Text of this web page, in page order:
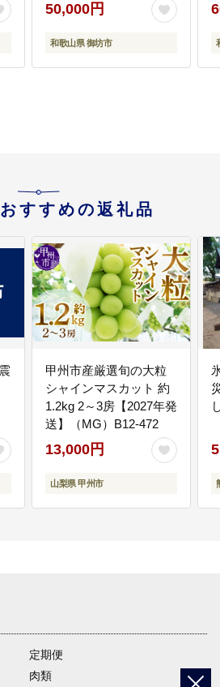
50,000円
和歌山県 御坊市
すすめの返礼品
甲州市産厳選旬の大粒
シャインマスカット 約
1.2kg 2～3房【2027年発
送】（MG）B12-472
13,000円
山梨県 甲州市
定期便
肉類